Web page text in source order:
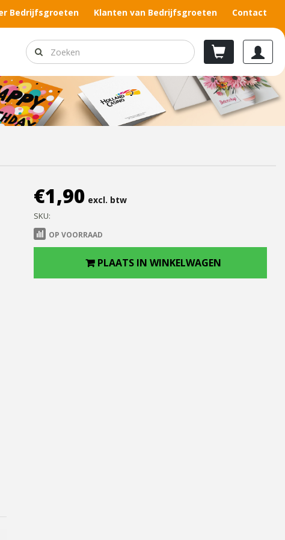
Contact
Klanten van Bedrijfsgroeten
Bedrijfsgroeten
€1,90 excl. btw
SKU:
OP VOORRAAD
PLAATS IN WINKELWAGEN